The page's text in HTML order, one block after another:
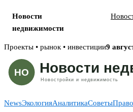
Новости
недвижимости
Skip
content
Проекты • рынок • инвестиции9
NewsЭкологияАналитикаСоветыПраво